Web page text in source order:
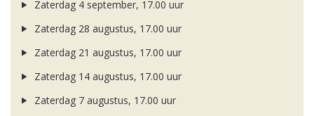
Zaterdag 4 september, 17.00 uur
Zaterdag 28 augustus, 17.00 uur
Zaterdag 21 augustus, 17.00 uur
Zaterdag 14 augustus, 17.00 uur
Zaterdag 7 augustus, 17.00 uur